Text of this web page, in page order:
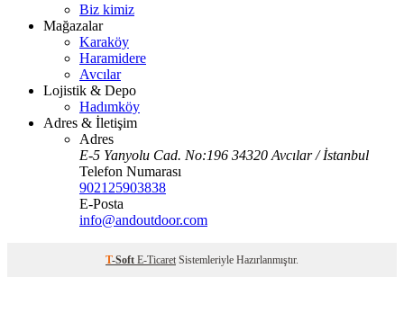
Biz kimiz
Mağazalar
Karaköy
Haramidere
Avcılar
Lojistik & Depo
Hadımköy
Adres & İletişim
Adres
E-5 Yanyolu Cad. No:196 34320 Avcılar / İstanbul
Telefon Numarası
902125903838
E-Posta
info@andoutdoor.com
T-Soft E-Ticaret Sistemleriyle Hazırlanmıştır.